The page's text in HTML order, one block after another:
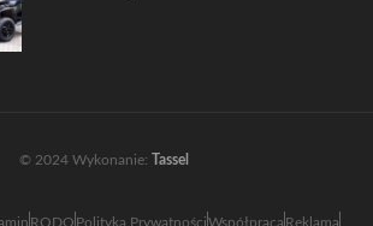
© 2024 Wykonanie: Tassel
RODO Polityka PrywatnościWspółpraca Reklama